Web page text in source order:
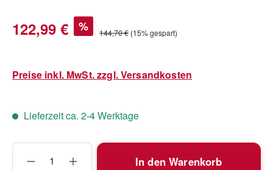
Verkaufspreis:
122,99 € % Regulärer Preis:
144,70 € (15% gespart)
Preise inkl. MwSt. zzgl. Versandkosten
Lieferzeit ca. 2-4 Werktage
Produkt Anzahl: Gib den gewünschten
In den Warenkorb